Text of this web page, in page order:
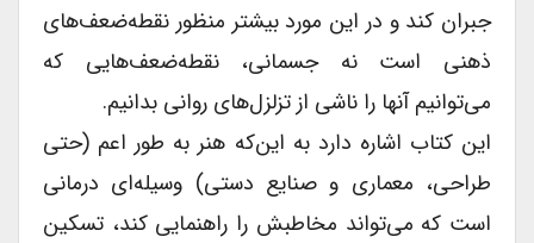
جبران کند و در این مورد بیشتر منظور نقطه‌ضعف‌های
ذهنی است نه جسمانی، نقطه‌ضعف‌هایی که
می‌توانیم آنها را ناشی از تزلزل‌های روانی بدانیم.
این کتاب اشاره دارد به این‌که هنر به طور اعم (حتی
طراحی، معماری و صنایع دستی) وسیله‌ای درمانی
است که می‌تواند مخاطبش را راهنمایی کند، تسکین